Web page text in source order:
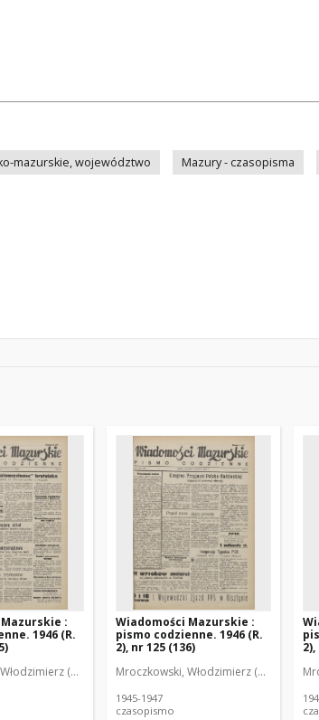
mazurskie, województwo Mazury - czasopisma
:
1946 (R.
(1902-1971). Redaktor
Wiadomości Mazurskie :
pismo codzienne. 1946 (R.
2), nr 125 (136)
Mroczkowski, Włodzimierz (1902-
1945-1947
czasopismo